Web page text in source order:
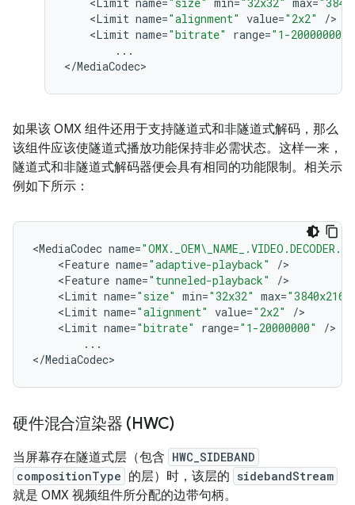
<Limit name="alignment" value="2x2" /
<Limit name="bitrate" range="1-20000000"
...
</MediaCodec
如果该 OMX 组件还用于支持隧道式和非隧道式解码，那么
该组件应该使隧道式播放功能保持非必需状态。这样一来，
隧道式和非隧道式解码器便会具有相同的功能限制。相关示
例如下所示：
<MediaCodec name=
<Feature name="adaptive-playback" /
<Feature name="tunneled-playback" /
<Limit name="size" min="32x32" max=
<Limit name="alignment" value="2x2" /
<Limit name="bitrate" range="1-20000000" /
...
</MediaCodec
硬件混合渲染器 (HWC)
当屏幕存在隧道式层（包含 HWC_SIDEBAND
compositionType 的层）时，该层的 sidebandStream
就是 OMX 视频组件所分配的边带句柄。